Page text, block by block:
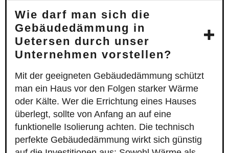
Wie darf man sich die
Gebäudedämmung in
Uetersen durch unser
Unternehmen vorstellen?
Mit der geeigneten Gebäudedämmung schützt
man ein Haus vor den Folgen starker Wärme
oder Kälte. Wer die Errichtung eines Hauses
überlegt, sollte von Anfang an auf eine
funktionelle Isolierung achten. Die technisch
perfekte Gebäudedämmung wirkt sich günstig